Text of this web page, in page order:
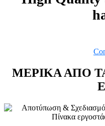
ΜΕΡΙΚΑ ΑΠΟ